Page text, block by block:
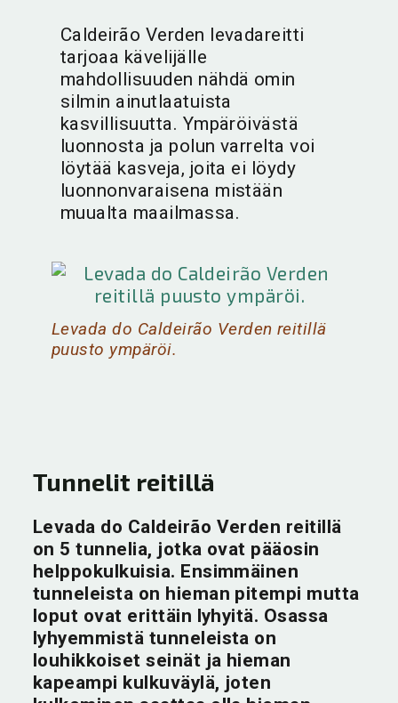
Caldeirão Verden levadareitti
tarjoaa kävelijälle
mahdollisuuden nähdä omin
silmin ainutlaatuista
kasvillisuutta. Ympäröivästä
luonnosta ja polun varrelta voi
löytää kasveja, joita ei löydy
luonnonvaraisena mistään
muualta maailmassa.
Levada do Caldeirão Verden reitillä
puusto ympäröi.
Tunnelit reitillä
Levada do Caldeirão Verden reitillä
on 5 tunnelia, jotka ovat pääosin
helppokulkuisia. Ensimmäinen
tunneleista on hieman pitempi mutta
loput ovat erittäin lyhyitä. Osassa
lyhyemmistä tunneleista on
louhikkoiset seinät ja hieman
kapeampi kulkuväylä, joten